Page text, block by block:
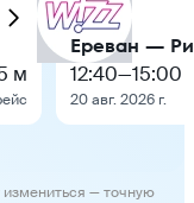
м
Ереван —
12:40—15:00
20 авг. 2026 г.
— точную